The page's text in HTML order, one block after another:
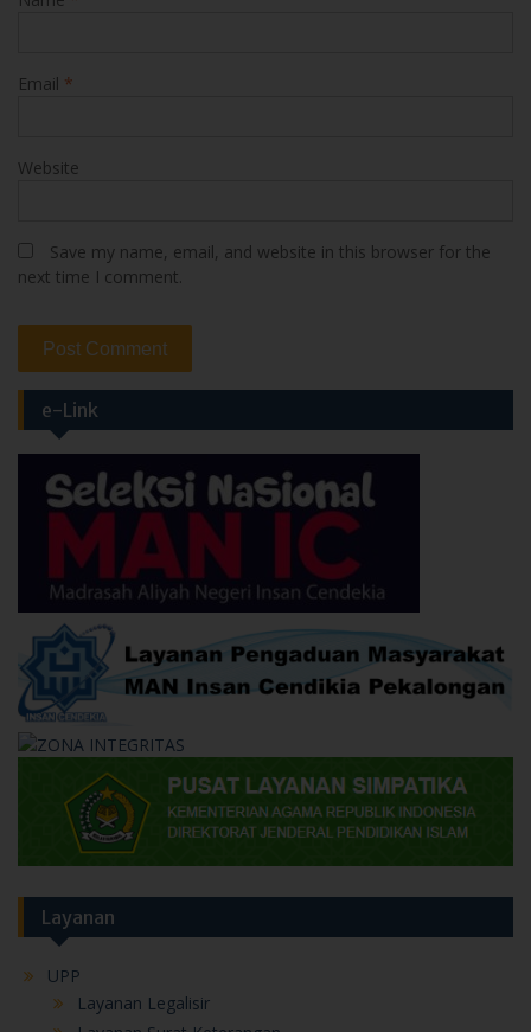
Email *
Website
Save my name, email, and website in this browser for the
next time I comment.
e-Link
Layanan
UPP
Layanan Legalisir